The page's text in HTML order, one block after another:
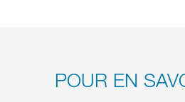
POUR EN